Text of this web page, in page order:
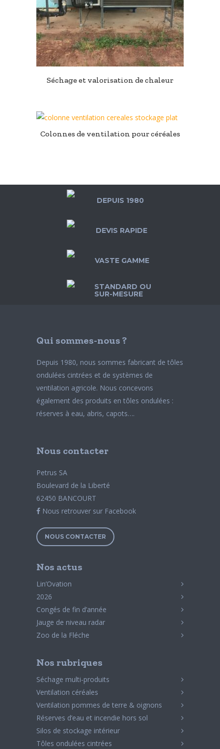
Séchage et valorisation de chaleur
Colonnes de ventilation pour céréales
DEPUIS 1980
DEVIS RAPIDE
VASTE GAMME
STANDARD OU
SUR-MESURE
Qui sommes-nous ?
Depuis 1980, nous sommes fabricant de tôles
ondulées cintrées et de systèmes de
ventilation agricole. Nous concevons
également des produits en tôles ondulées :
réserves à eau, abris, capots….
Nous contacter
Petrus SA
Boulevard de la Liberté
62450 BANCOURT
Nous retrouver sur Facebook
NOUS CONTACTER
Nos actus
Lin’Ovation
2026
Congés de fin d’année
Jauge de niveau radar
Zoo de la Fléche
Nos rubriques
Séchage multi-produits
Ventilation céréales
Ventilation pommes de terre & oignons
Réserves d’eau et incendie hors sol
Silos de stockage intérieur
Tôles ondulées cintrées